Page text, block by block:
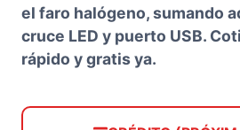
el faro halógeno, sumando
cruce LED y puerto USB.
rápido y gratis ya.